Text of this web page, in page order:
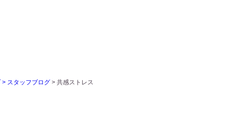
> スタッフブログ > 共感ストレス